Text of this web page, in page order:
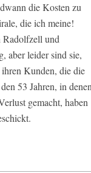
die Kosten zu
die ich meine!
Radolfzell und
aber leider sind sie,
Kunden, die die
53 Jahren, in denen
gemacht, haben